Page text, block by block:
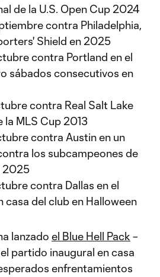
de la U.S. Open Cup 2024
contra Philadelphia,
Shield en 2025
contra Portland en el
sábados consecutivos en
contra Real Salt Lake
la MLS Cup 2013
contra Austin en un
los subcampeones de
2025
contra Dallas en el
casa del club en Halloween
lanzado el Blue Hell Pack –
partido inaugural en casa
enfrentamientos